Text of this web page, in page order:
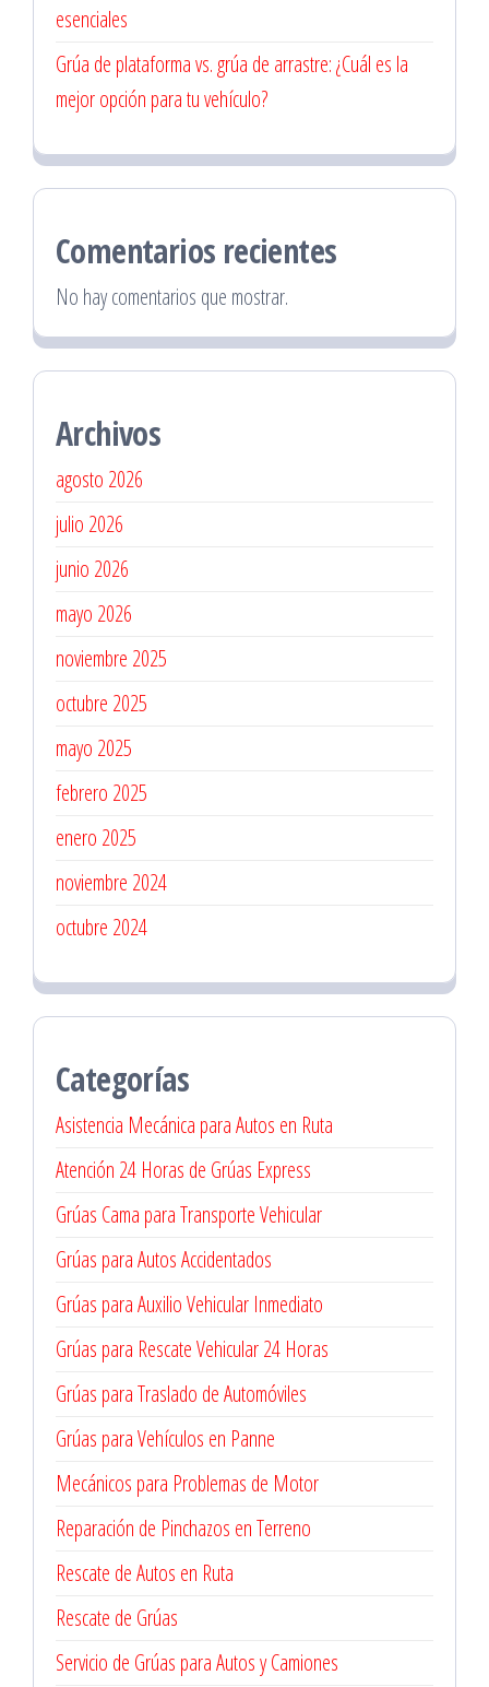
esenciales
Grúa de plataforma vs. grúa de arrastre: ¿Cuál es la
mejor opción para tu vehículo?
Comentarios recientes
No hay comentarios que mostrar.
Archivos
agosto 2026
julio 2026
junio 2026
mayo 2026
noviembre 2025
octubre 2025
mayo 2025
febrero 2025
enero 2025
noviembre 2024
octubre 2024
Categorías
Asistencia Mecánica para Autos en Ruta
Atención 24 Horas de Grúas Express
Grúas Cama para Transporte Vehicular
Grúas para Autos Accidentados
Grúas para Auxilio Vehicular Inmediato
Grúas para Rescate Vehicular 24 Horas
Grúas para Traslado de Automóviles
Grúas para Vehículos en Panne
Mecánicos para Problemas de Motor
Reparación de Pinchazos en Terreno
Rescate de Autos en Ruta
Rescate de Grúas
Servicio de Grúas para Autos y Camiones